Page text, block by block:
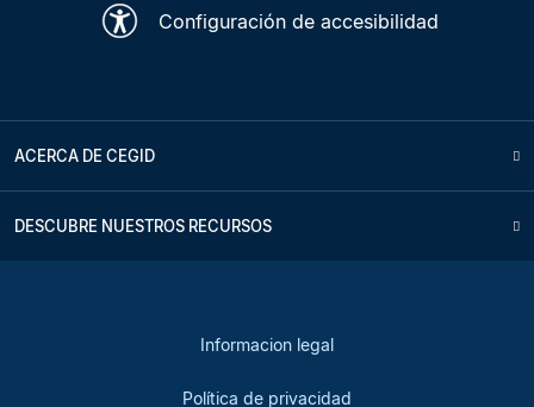
Configuración de accesibilidad
ACERCA DE CEGID
DESCUBRE NUESTROS RECURSOS
Informacion legal
Política de privacidad